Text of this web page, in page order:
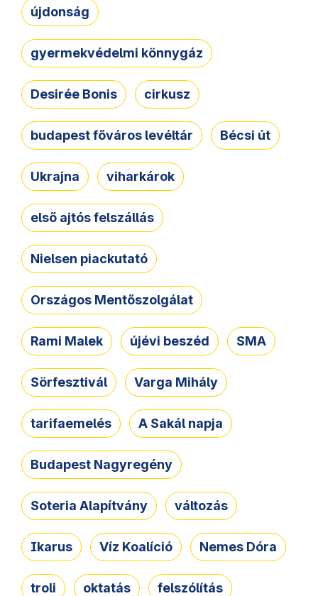
újdonság
gyermekvédelmi könnygáz
Desirée Bonis cirkusz
budapest főváros levéltár Bécsi út
Ukrajna viharkárok
első ajtós felszállás
Nielsen piackutató
Országos Mentőszolgálat
Rami Malek újévi beszéd SMA
Sörfesztivál Varga Mihály
tarifaemelés A Sakál napja
Budapest Nagyregény
Soteria Alapítvány változás
Ikarus Víz Koalíció Nemes Dóra
troli oktatás felszólítás